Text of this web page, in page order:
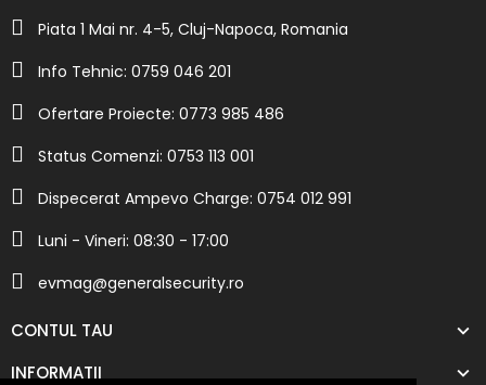
Piata 1 Mai nr. 4-5, Cluj-Napoca, Romania
Info Tehnic: 0759 046 201
Ofertare Proiecte: 0773 985 486
Status Comenzi: 0753 113 001
Dispecerat Ampevo Charge: 0754 012 991
Luni - Vineri: 08:30 - 17:00
evmag@generalsecurity.ro
CONTUL TAU
INFORMATII